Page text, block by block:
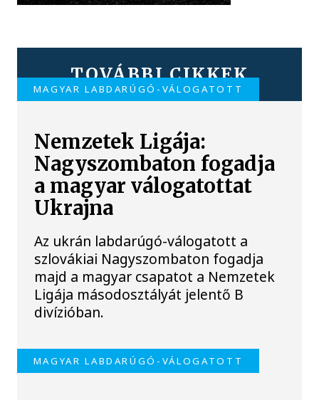
TOVÁBBI CIKKEK
MAGYAR LABDARÚGÓ-VÁLOGATOTT
Nemzetek Ligája:
Nagyszombaton fogadja
a magyar válogatottat
Ukrajna
Az ukrán labdarúgó-válogatott a
szlovákiai Nagyszombaton fogadja
majd a magyar csapatot a Nemzetek
Ligája másodosztályát jelentő B
divízióban.
MAGYAR LABDARÚGÓ-VÁLOGATOTT